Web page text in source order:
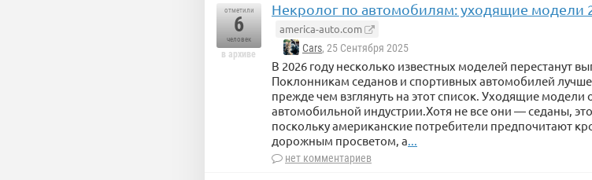
отметили
6
человек
в архиве
Некролог по автомобилям: уходящие модели
america-auto.com
Cars, 25 Сентября 2025
В 2026 году несколько известных моделей перестанут
Поклонникам седанов и спортивных автомобилей лучше
прежде чем взглянуть на этот список. Уходящие модели
автомобильной индустрии.Хотя не все они — седаны,
поскольку американские потребители предпочитают
дорожным просветом, а...
нет комментариев